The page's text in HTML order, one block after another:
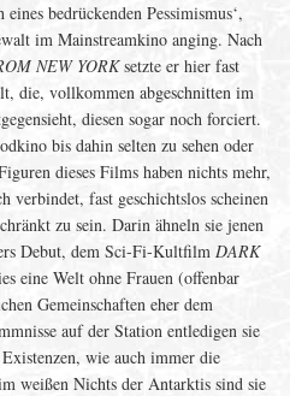
bedrückenden Pessimismus‘,
im Mainstreamkino anging. Nach
NEW YORKsetzte er hier fast
die, vollkommen abgeschnitten im
diesen sogar noch forciert.
bis dahin selten zu sehen oder
dieses Films haben nichts mehr,
fast geschichtslos scheinen
zu sein. Darin ähneln sie jenen
Debut, dem Sci-Fi-Kultfilm DARK
eine Welt ohne Frauen (offenbar
Gemeinschaften eher dem
auf der Station entledigen sie
wie auch immer die
weißen Nichts der Antarktis sind sie